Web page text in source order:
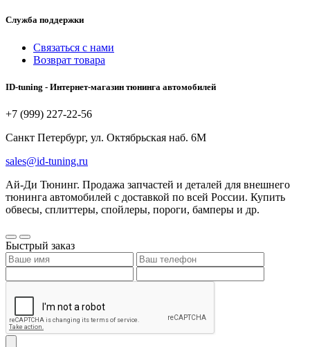
Служба поддержки
Связаться с нами
Возврат товара
ID-tuning - Интернет-магазин тюнинга автомобилей
+7 (999) 227-22-56
Санкт Петербург, ул. Октябрьская наб. 6М
sales@id-tuning.ru
Ай-Ди Тюнинг. Продажа запчастей и деталей для внешнего
тюнинга автомобилей с доставкой по всей России. Купить
обвесы, сплиттеры, спойлеры, пороги, бамперы и др.
Быстрый заказ